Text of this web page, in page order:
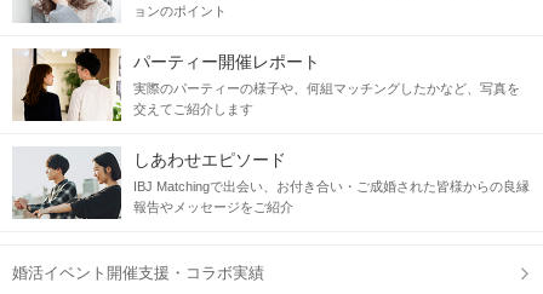
STEP1 開催15分前より受付開始
①IBJMatching公式アプリへのログイン
②本人確認書類の事前アップロード
③プロフィール写真登録(1枚登録必須となります)
※上記①②③が完了していない場合、ご参加いただくことがで
【開始時間5～10分前までに必ずご来店ください】
ョンのポイント
パーティー開催レポート
実際のパーティーの様子や、何組マッチングしたかなど、写真を
交えてご紹介します
しあわせエピソード
IBJ Matchingで出会い、お付き合い・ご成婚された皆様からの良縁
報告やメッセージをご紹介
婚活イベント開催支援・コラボ実績